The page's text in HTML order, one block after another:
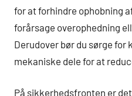
for at forhindre ophobning
forårsage overophedning
Derudover bør du sørge for
mekaniske dele for at
På sikkerhedsfronten er